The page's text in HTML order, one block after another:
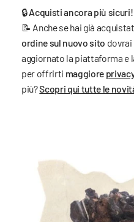
🔒 Acquisti ancora più sicuri!
📝 Anche se hai già
ordine sul nuovo sito
aggiornato la piattaforma e
per offrirti maggiore
più?Scopri qui tutte le